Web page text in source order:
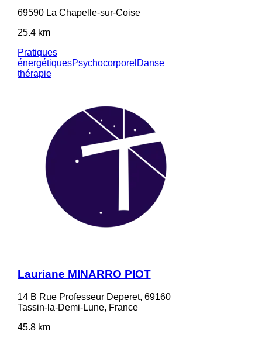
69590 La Chapelle-sur-Coise
25.4 km
Pratiques
énergétiquesPsychocorporel Danse
thérapie
Lauriane MINARRO PIOT
14 B Rue Professeur Deperet, 69160
Tassin-la-Demi-Lune, France
45.8 km